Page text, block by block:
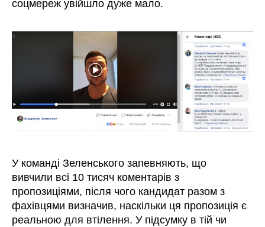
соцмереж увійшло дуже мало.
У команді Зеленського запевняють, що
вивчили всі 10 тисяч коментарів з
пропозиціями, після чого кандидат разом з
фахівцями визначив, наскільки ця пропозиція є
реальною для втілення. У підсумку в тій чи